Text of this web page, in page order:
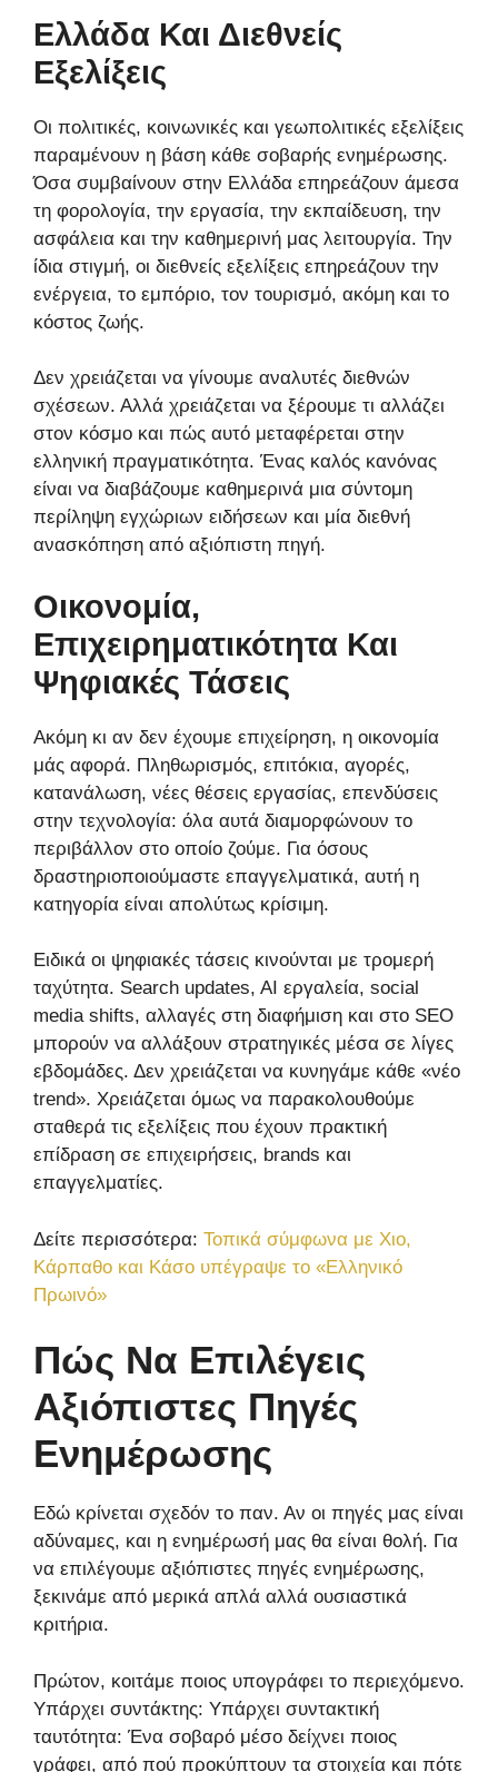
Ελλάδα Και Διεθνείς
Εξελίξεις
Οι πολιτικές, κοινωνικές και γεωπολιτικές εξελίξεις
παραμένουν η βάση κάθε σοβαρής ενημέρωσης.
Όσα συμβαίνουν στην Ελλάδα επηρεάζουν άμεσα
τη φορολογία, την εργασία, την εκπαίδευση, την
ασφάλεια και την καθημερινή μας λειτουργία. Την
ίδια στιγμή, οι διεθνείς εξελίξεις επηρεάζουν την
ενέργεια, το εμπόριο, τον τουρισμό, ακόμη και το
κόστος ζωής.
Δεν χρειάζεται να γίνουμε αναλυτές διεθνών
σχέσεων. Αλλά χρειάζεται να ξέρουμε τι αλλάζει
στον κόσμο και πώς αυτό μεταφέρεται στην
ελληνική πραγματικότητα. Ένας καλός κανόνας
είναι να διαβάζουμε καθημερινά μια σύντομη
περίληψη εγχώριων ειδήσεων και μία διεθνή
ανασκόπηση από αξιόπιστη πηγή.
Οικονομία,
Επιχειρηματικότητα Και
Ψηφιακές Τάσεις
Ακόμη κι αν δεν έχουμε επιχείρηση, η οικονομία
μάς αφορά. Πληθωρισμός, επιτόκια, αγορές,
κατανάλωση, νέες θέσεις εργασίας, επενδύσεις
στην τεχνολογία: όλα αυτά διαμορφώνουν το
περιβάλλον στο οποίο ζούμε. Για όσους
δραστηριοποιούμαστε επαγγελματικά, αυτή η
κατηγορία είναι απολύτως κρίσιμη.
Ειδικά οι ψηφιακές τάσεις κινούνται με τρομερή
ταχύτητα. Search updates, AI εργαλεία, social
media shifts, αλλαγές στη διαφήμιση και στο SEO
μπορούν να αλλάξουν στρατηγικές μέσα σε λίγες
εβδομάδες. Δεν χρειάζεται να κυνηγάμε κάθε «νέο
trend». Χρειάζεται όμως να παρακολουθούμε
σταθερά τις εξελίξεις που έχουν πρακτική
επίδραση σε επιχειρήσεις, brands και
επαγγελματίες.
Δείτε περισσότερα: Τοπικά σύμφωνα με Χιο,
Κάρπαθο και Κάσο υπέγραψε το «Ελληνικό
Πρωινό»
Πώς Να Επιλέγεις
Αξιόπιστες Πηγές
Ενημέρωσης
Εδώ κρίνεται σχεδόν το παν. Αν οι πηγές μας είναι
αδύναμες, και η ενημέρωσή μας θα είναι θολή. Για
να επιλέγουμε αξιόπιστες πηγές ενημέρωσης,
ξεκινάμε από μερικά απλά αλλά ουσιαστικά
κριτήρια.
Πρώτον, κοιτάμε ποιος υπογράφει το περιεχόμενο.
Υπάρχει συντάκτης: Υπάρχει συντακτική
ταυτότητα: Ένα σοβαρό μέσο δείχνει ποιος
γράφει, από πού προκύπτουν τα στοιχεία και πότε